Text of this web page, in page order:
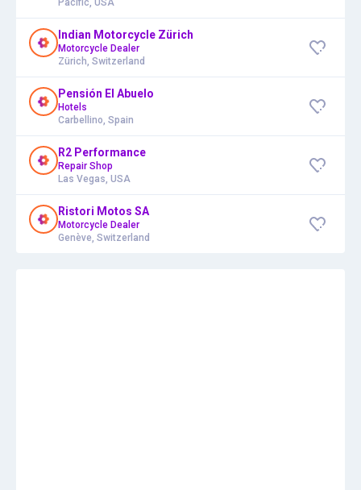
Pacific, USA
Indian Motorcycle Zürich
Motorcycle Dealer
Zürich, Switzerland
Pensión El Abuelo
Hotels
Carbellino, Spain
R2 Performance
Repair Shop
Las Vegas, USA
Ristori Motos SA
Motorcycle Dealer
Genève, Switzerland